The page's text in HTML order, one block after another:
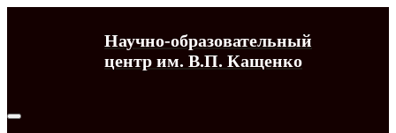
Научно-образовательный
центр им. В.П. Кащенко